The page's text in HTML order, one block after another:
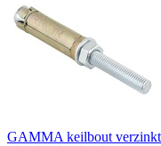
GAMMA keilbout